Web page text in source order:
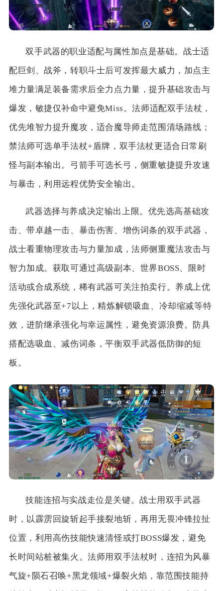
双手武器的职业适配与属性加点是基础。战士适
配巨剑、战斧，转职斗士后可发挥最大威力，加点主
堆力量满足装备需求后全力点力量，提升基础攻击与
爆发，敏捷仅补命中避免Miss。法师适配双手法杖，
优先堆智力提升魔攻，适合魔导师走范围清场路线；
禁法师可选单手法杖+盾牌，双手法杖更适合日常刷
怪与副本输出。弓箭手可选长弓，侧重敏捷提升攻速
与暴击，利用远程优势安全输出。
武器选择与养成决定输出上限。优先选高基础攻
击、带卓越一击、暴击伤害、增伤词条的双手武器，
战士看重物理攻击与力量加成，法师侧重魔法攻击与
智力加成。获取可通过高级副本、世界BOSS、限时
活动或合成系统，稀有武器可关注拍卖行。养成上优
先强化武器至+7以上，精炼解锁吸血、冷却缩减等特
效，进阶继承强化与幸运属性，避免资源浪费。防具
搭配选吸血、减伤词条，平衡双手武器低防御的短
板。
技能连招与实战走位是关键。战士用双手武器
时，以霹雳回旋斩起手接裂地斩，再用无畏冲锋拉扯
位置，利用高伤技能快速清怪或打BOSS爆发，避免
长时间站桩被集火。法师用双手法杖时，连招为风暴
气旋+陨石召唤+黑龙领域+爆裂火焰，靠范围技能持